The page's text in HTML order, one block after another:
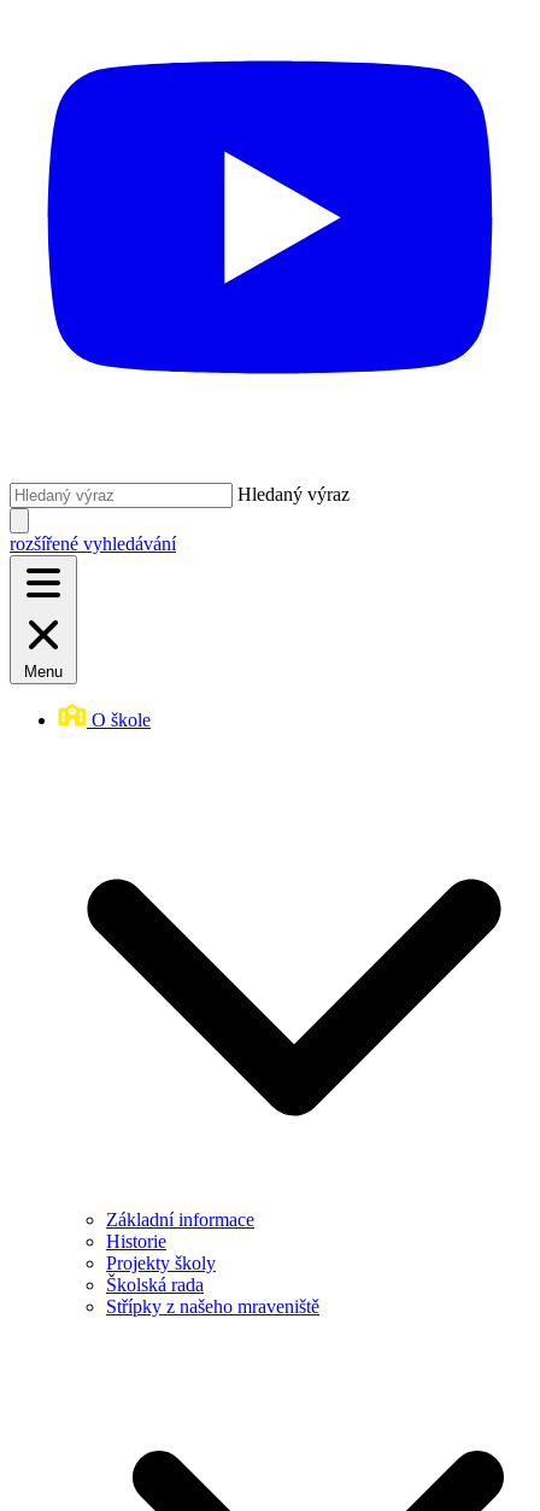
Hledaný výraz
rozšířené vyhledávání
Menu
O škole
Základní informace
Historie
Projekty školy
Školská rada
Střípky z našeho mraveniště